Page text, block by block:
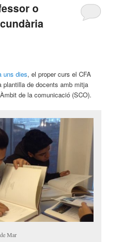
o
uns dies, el proper curs el CFA
plantilla de docents amb mitja
de la comunicació (SCO).
Mar